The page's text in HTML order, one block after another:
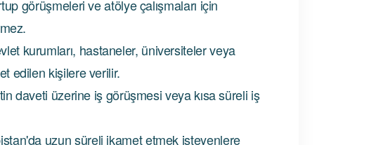
görüşmeleri ve atölye çalışmaları için
kurumları, hastaneler, üniversiteler veya
edilen kişilere verilir.
daveti üzerine iş görüşmesi veya kısa süreli iş
uzun süreli ikamet etmek isteyenlere